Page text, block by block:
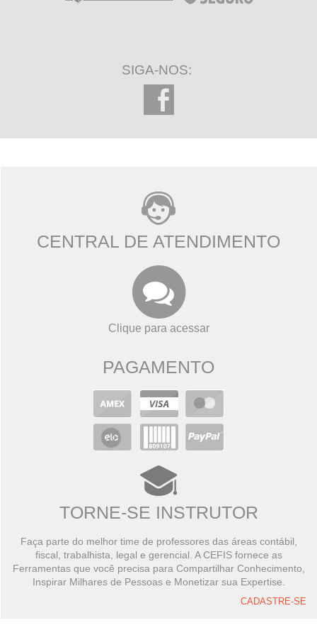
SIGA-NOS:
CENTRAL DE ATENDIMENTO
Clique para acessar
PAGAMENTO
TORNE-SE INSTRUTOR
Faça parte do melhor time de professores das áreas contábil,
fiscal, trabalhista, legal e gerencial. A CEFIS fornece as
Ferramentas que você precisa para Compartilhar Conhecimento,
Inspirar Milhares de Pessoas e Monetizar sua Expertise.
CADASTRE-SE